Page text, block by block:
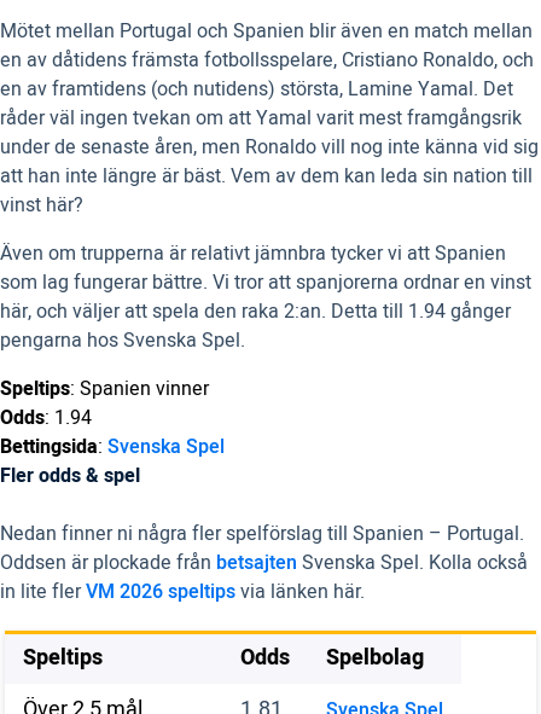
Mötet mellan Portugal och Spanien blir även en match mellan
en av dåtidens främsta fotbollsspelare, Cristiano Ronaldo, och
en av framtidens (och nutidens) största, Lamine Yamal. Det
råder väl ingen tvekan om att Yamal varit mest framgångsrik
under de senaste åren, men Ronaldo vill nog inte känna vid sig
att han inte längre är bäst. Vem av dem kan leda sin nation till
vinst här?
Även om trupperna är relativt jämnbra tycker vi att Spanien
som lag fungerar bättre. Vi tror att spanjorerna ordnar en vinst
här, och väljer att spela den raka 2:an. Detta till 1.94 gånger
pengarna hos Svenska Spel.
Speltips: Spanien vinner
Odds: 1.94
Bettingsida: Svenska Spel
Fler odds & spel
Nedan finner ni några fler spelförslag till Spanien – Portugal.
Oddsen är plockade från betsajten Svenska Spel. Kolla också
in lite flerVM 2026 speltipsvia länken här.
Speltips Odds
Spelbolag